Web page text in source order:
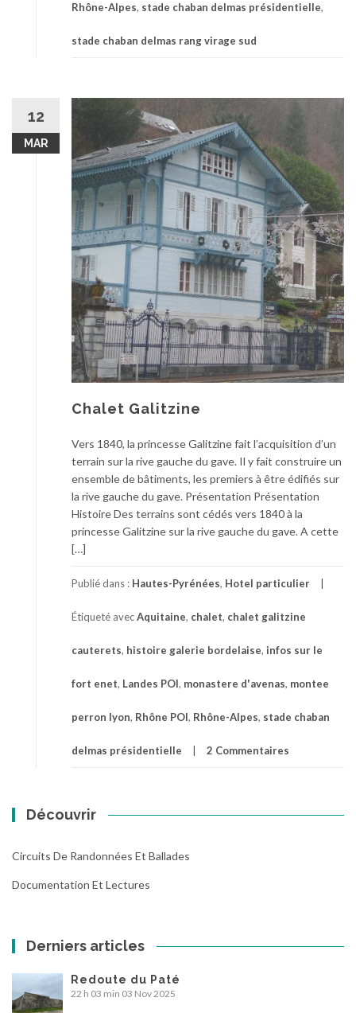
Rhône-Alpes, stade chaban delmas présidentielle,
stade chaban delmas rang virage sud
12
MAR
Chalet Galitzine
Vers 1840, la princesse Galitzine fait l’acquisition d’un
terrain sur la rive gauche du gave. Il y fait construire un
ensemble de bâtiments, les premiers à être édifiés sur
la rive gauche du gave. Présentation Présentation
Histoire Des terrains sont cédés vers 1840 à la
princesse Galitzine sur la rive gauche du gave. A cette
[…]
Publié dans : Hautes-Pyrénées, Hotel particulier
Étiqueté avecAquitaine, chalet, chalet galitzine
cauterets, histoire galerie bordelaise, infos sur le
fort enet, Landes POI, monastere d'avenas, montee
perron lyon, Rhône POI, Rhône-Alpes, stade chaban
delmas présidentielle 2 Commentaires
Découvrir
Circuits De Randonnées Et Ballades
Documentation Et Lectures
Derniers articles
Redoute du Paté
22 h 03 min 03 Nov 2025